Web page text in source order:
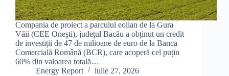
Compania de proiect a parcului eolian de la Gura
Văii (CEE Onești), județul Bacău a obținut un credit
de investiții de 47 de milioane de euro de la Banca
Comercială Română (BCR), care acoperă cel puțin
60% din valoarea totală…
Energy Report
iulie 27, 2026